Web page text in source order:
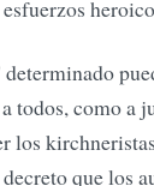
todos, como a
los
que los